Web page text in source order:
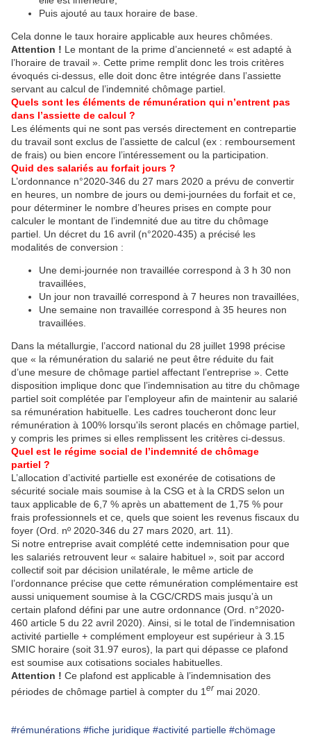
Puis ajouté au taux horaire de base.
Cela donne le taux horaire applicable aux heures chômées.
Attention ! Le montant de la prime d’ancienneté « est adapté à
l’horaire de travail ». Cette prime remplit donc les trois critères
évoqués ci-dessus, elle doit donc être intégrée dans l’assiette
servant au calcul de l’indemnité chômage partiel.
Quels sont les éléments de rémunération qui n’entrent pas
dans l’assiette de calcul ?
Les éléments qui ne sont pas versés directement en contrepartie
du travail sont exclus de l’assiette de calcul (ex : remboursement
de frais) ou bien encore l’intéressement ou la participation.
Quid des salariés au forfait jours ?
L’ordonnance n°2020-346 du 27 mars 2020 a prévu de convertir
en heures, un nombre de jours ou demi‐journées du forfait et ce,
pour déterminer le nombre d’heures prises en compte pour
calculer le montant de l’indemnité due au titre du chômage
partiel. Un décret du 16 avril (n°2020-435) a précisé les
modalités de conversion :
Une demi-journée non travaillée correspond à 3 h 30 non
travaillées,
Un jour non travaillé correspond à 7 heures non travaillées,
Une semaine non travaillée correspond à 35 heures non
travaillées.
Dans la métallurgie, l’accord national du 28 juillet 1998 précise
que « la rémunération du salarié ne peut être réduite du fait
d’une mesure de chômage partiel affectant l’entreprise ». Cette
disposition implique donc que l’indemnisation au titre du chômage
partiel soit complétée par l’employeur afin de maintenir au salarié
sa rémunération habituelle. Les cadres toucheront donc leur
rémunération à 100% lorsqu'ils seront placés en chômage partiel,
y compris les primes si elles remplissent les critères ci-dessus.
Quel est le régime social de l’indemnité de chômage
partiel ?
L’allocation d’activité partielle est exonérée de cotisations de
sécurité sociale mais soumise à la CSG et à la CRDS selon un
taux applicable de 6,7 % après un abattement de 1,75 % pour
frais professionnels et ce, quels que soient les revenus fiscaux du
foyer (Ord. nº 2020‐346 du 27 mars 2020, art. 11).
Si notre entreprise avait complété cette indemnisation pour que
les salariés retrouvent leur « salaire habituel », soit par accord
collectif soit par décision unilatérale, le même article de
l’ordonnance précise que cette rémunération complémentaire est
aussi uniquement soumise à la CGC/CRDS mais jusqu’à un
certain plafond défini par une autre ordonnance (Ord. n°2020-
460 article 5 du 22 avril 2020). Ainsi, si le total de l’indemnisation
activité partielle + complément employeur est supérieur à 3.15
SMIC horaire (soit 31.97 euros), la part qui dépasse ce plafond
est soumise aux cotisations sociales habituelles.
Attention ! Ce plafond est applicable à l’indemnisation des
périodes de chômage partiel à compter du 1 er mai 2020.
#rémunérations #fiche juridique #activité partielle #chömage